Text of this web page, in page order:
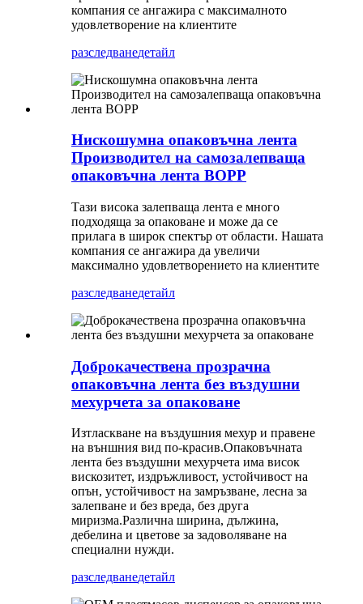
компания се ангажира с максималното
удовлетворение на клиентите
разследванедетайл
Нискошумна опаковъчна лента
Производител на самозалепваща
опаковъчна лента BOPP
Тази висока залепваща лента е много
подходяща за опаковане и може да се
прилага в широк спектър от области. Нашата
компания се ангажира да увеличи
максимално удовлетворението на клиентите
разследванедетайл
Доброкачествена прозрачна
опаковъчна лента без въздушни
мехурчета за опаковане
Изтласкване на въздушния мехур и правене
на външния вид по-красив.Опаковъчната
лента без въздушни мехурчета има висок
вискозитет, издръжливост, устойчивост на
опън, устойчивост на замръзване, лесна за
залепване и без вреда, без друга
миризма.Различна ширина, дължина,
дебелина и цветове за задоволяване на
специални нужди.
разследванедетайл